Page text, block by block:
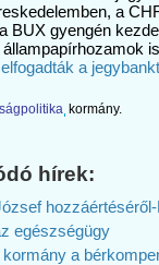
a
BUX gyengén
a
kormány.
hírek:
egészségügy
kormány a